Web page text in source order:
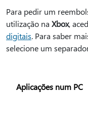
Para pedir um
utilização na Xbox,
digitais. Para saber
selecione um
Aplicações num PC